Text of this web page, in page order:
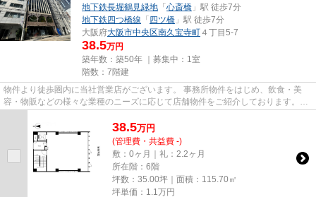
地下鉄長堀鶴見緑地 「心斎橋 」駅 徒歩7分
地下鉄四つ橋線 「四ツ橋 」駅 徒歩7分
大阪府大阪市中央区南久宝寺町 ４丁目5-7
38.5万円
築年数：築50年 ｜募集中： 1室
階数：7階建
物件より徒歩圏内に当社営業店がございます。 事務所物件をはじめ、飲食・美
容・物販などの様々な業種のニーズに応じて店舗物件をご紹介しております。
尚、弊社ではおとり広告は一切...
38.5万円
(管理費・共益費 -)
敷：0ヶ月｜礼：2.2ヶ月
所在階：6階
坪数：35.00坪｜面積：115.70㎡
坪単価： 1.1 万円